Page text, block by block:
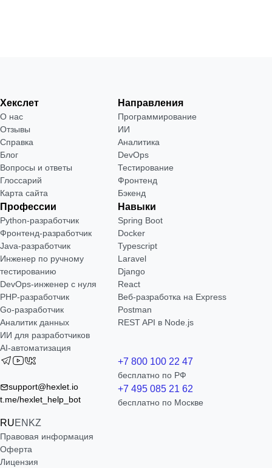
Хекслет
О нас
Отзывы
Справка
Блог
Вопросы и ответы
Глоссарий
Карта сайта
Направления
Программирование
ИИ
Аналитика
DevOps
Тестирование
Фронтенд
Бэкенд
Профессии
Python-разработчик
Фронтенд-разработчик
Java-разработчик
Инженер по ручному
тестированию
DevOps-инженер с нуля
РНР-разработчик
Go-разработчик
Аналитик данных
ИИ для разработчиков
AI-автоматизация
Навыки
Spring Boot
Docker
Typescript
Laravel
Django
React
Веб-разработка на Express
Postman
REST API в Node.js
support@hexlet.io
t.me/hexlet_help_bot
RUEN KZ
+7 800 100 22 47
бесплатно по РФ
+7 495 085 21 62
бесплатно по Москве
Правовая информация
Оферта
Лицензия